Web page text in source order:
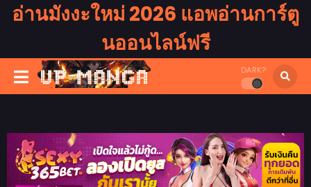
อ่านมังงะใหม่ 2026 แอพอ่านการ์ตู
นออนไลน์ฟรี
DARK?